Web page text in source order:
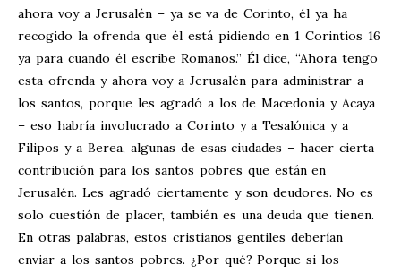
ahora voy a Jerusalén – ya se va de Corinto, él ya ha
recogido la ofrenda que él está pidiendo en 1 Corintios 16
ya para cuando él escribe Romanos.” Él dice, “Ahora tengo
esta ofrenda y ahora voy a Jerusalén para administrar a
los santos, porque les agradó a los de Macedonia y Acaya
– eso habría involucrado a Corinto y a Tesalónica y a
Filipos y a Berea, algunas de esas ciudades – hacer cierta
contribución para los santos pobres que están en
Jerusalén. Les agradó ciertamente y son deudores. No es
solo cuestión de placer, también es una deuda que tienen.
En otras palabras, estos cristianos gentiles deberían
enviar a los santos pobres. ¿Por qué? Porque si los